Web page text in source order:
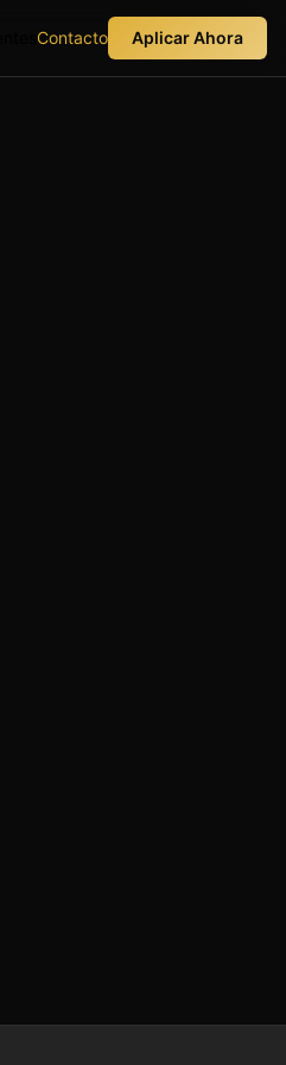
Contacto Aplicar Ahora